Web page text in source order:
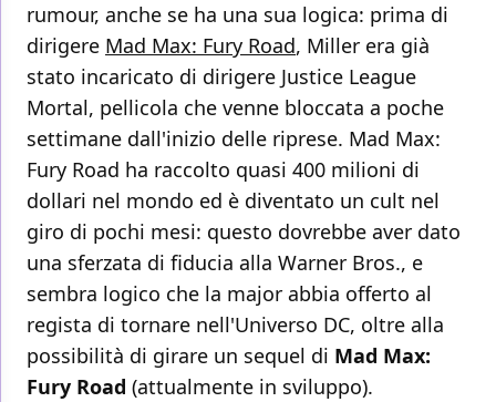
rumour, anche se ha una sua logica: prima di
dirigere Mad Max: Fury Road, Miller era già
stato incaricato di dirigere Justice League
Mortal, pellicola che venne bloccata a poche
settimane dall'inizio delle riprese. Mad Max:
Fury Road ha raccolto quasi 400 milioni di
dollari nel mondo ed è diventato un cult nel
giro di pochi mesi: questo dovrebbe aver dato
una sferzata di fiducia alla Warner Bros., e
sembra logico che la major abbia offerto al
regista di tornare nell'Universo DC, oltre alla
possibilità di girare un sequel di Mad Max:
Fury Road (attualmente in sviluppo).